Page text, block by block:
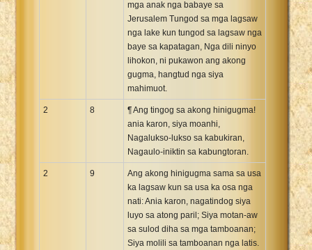
mga anak nga babaye sa
Jerusalem Tungod sa mga lagsaw
nga lake kun tungod sa lagsaw nga
baye sa kapatagan, Nga dili ninyo
lihokon, ni pukawon ang akong
gugma, hangtud nga siya
mahimuot.
2 8
¶ Ang tingog sa akong hinigugma!
ania karon, siya moanhi,
Nagalukso-lukso sa kabukiran,
Nagaulo-iniktin sa kabungtoran.
2 9
Ang akong hinigugma sama sa usa
ka lagsaw kun sa usa ka osa nga
nati: Ania karon, nagatindog siya
luyo sa atong paril; Siya motan-aw
sa sulod diha sa mga tamboanan;
Siya molili sa tamboanan nga latis.